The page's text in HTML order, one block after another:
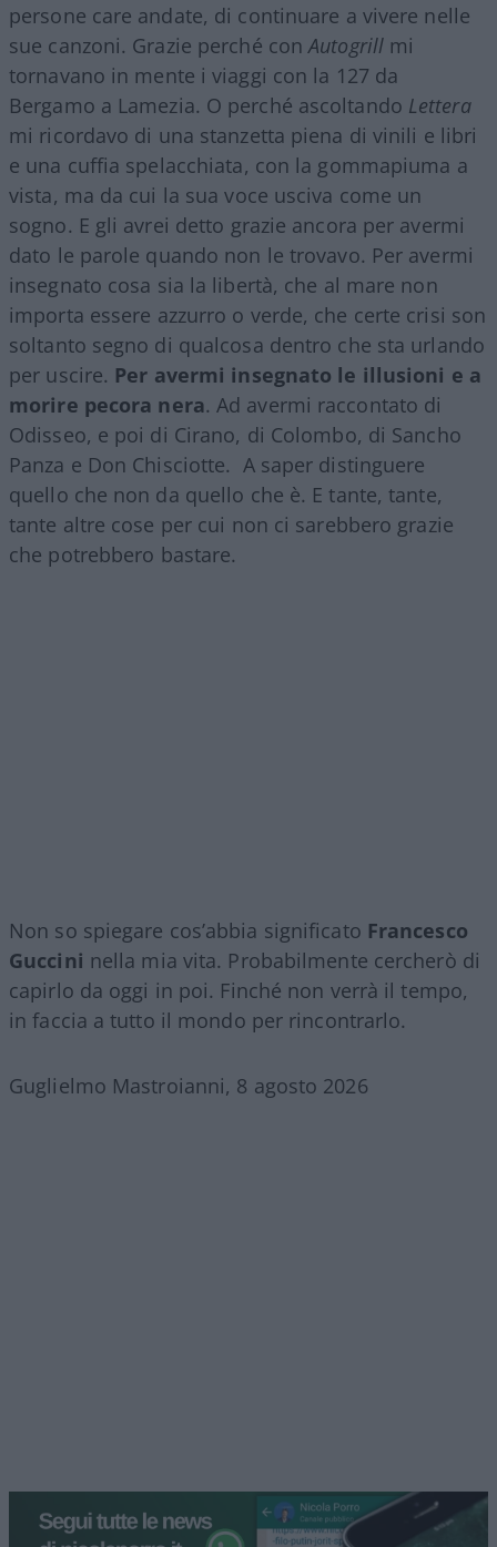
persone care andate, di continuare a vivere nelle
sue canzoni. Grazie perché conAutogrill mi
tornavano in mente i viaggi con la 127 da
Bergamo a Lamezia. O perché ascoltando Lettera
mi ricordavo di una stanzetta piena di vinili e libri
e una cuffia spelacchiata, con la gommapiuma a
vista, ma da cui la sua voce usciva come un
sogno. E gli avrei detto grazie ancora per avermi
dato le parole quando non le trovavo. Per avermi
insegnato cosa sia la libertà, che al mare non
importa essere azzurro o verde, che certe crisi son
soltanto segno di qualcosa dentro che sta urlando
per uscire. Per avermi insegnato le illusioni e a
morire pecora nera. Ad avermi raccontato di
Odisseo, e poi di Cirano, di Colombo, di Sancho
Panza e Don Chisciotte. A saper distinguere
quello che non da quello che è. E tante, tante,
tante altre cose per cui non ci sarebbero grazie
che potrebbero bastare.
Non so spiegare cos’abbia significato Francesco
Guccini nella mia vita. Probabilmente cercherò di
capirlo da oggi in poi. Finché non verrà il tempo,
in faccia a tutto il mondo per rincontrarlo.
Guglielmo Mastroianni, 8 agosto 2026